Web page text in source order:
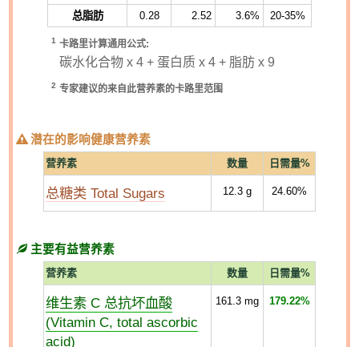
总脂肪
0.28 2.52 3.6% 20-35%
1 卡路里计算通用公式:
碳水化合物 x 4 + 蛋白质 x 4 + 脂肪 x 9
2 专家建议的来自此营养素的卡路里范围
潜在的影响健康营养素
营养素 数量 日需量%
总糖类 Total Sugars 12.3 g 24.60%
主要有益营养素
营养素 数量 日需量%
维生素 C 总抗坏血酸
(Vitamin C, total ascorbic
acid)
161.3 mg 179.22%